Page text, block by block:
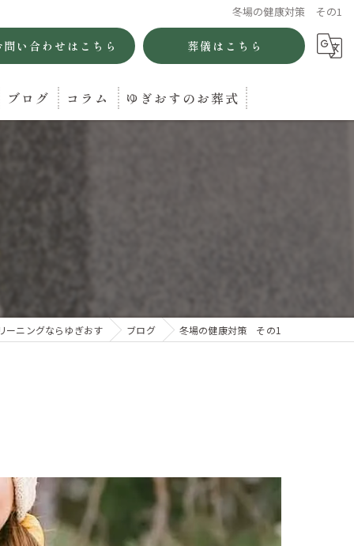
冬場の健康対策 その1
問い合わせはこちら 葬儀はこちら
ブログ コラム ゆぎおすのお葬式
ーニングならゆぎおす ブログ 冬場の健康対策 その1